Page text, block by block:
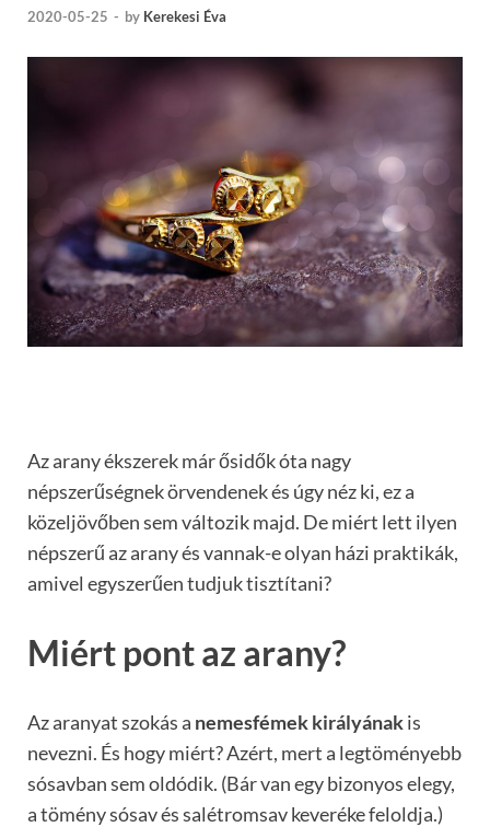
2020-05-25 - by Kerekesi Éva
Az arany ékszerek már ősidők óta nagy
népszerűségnek örvendenek és úgy néz ki, ez a
közeljövőben sem változik majd. De miért lett ilyen
népszerű az arany és vannak-e olyan házi praktikák,
amivel egyszerűen tudjuk tisztítani?
Miért pont az arany?
Az aranyat szokás a nemesfémek királyánakis
nevezni. És hogy miért? Azért, mert a legtöményebb
sósavban sem oldódik. (Bár van egy bizonyos elegy,
a tömény sósav és salétromsav keveréke feloldja.)